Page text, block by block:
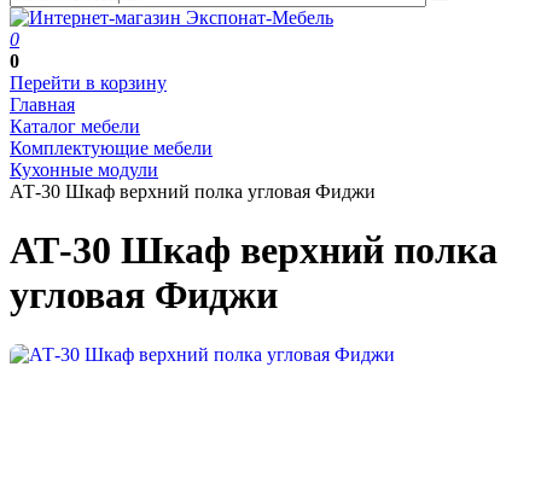
0
0
Перейти в корзину
Главная
Каталог мебели
Комплектующие мебели
Кухонные модули
АТ-30 Шкаф верхний полка угловая Фиджи
АТ-30 Шкаф верхний полка
угловая Фиджи